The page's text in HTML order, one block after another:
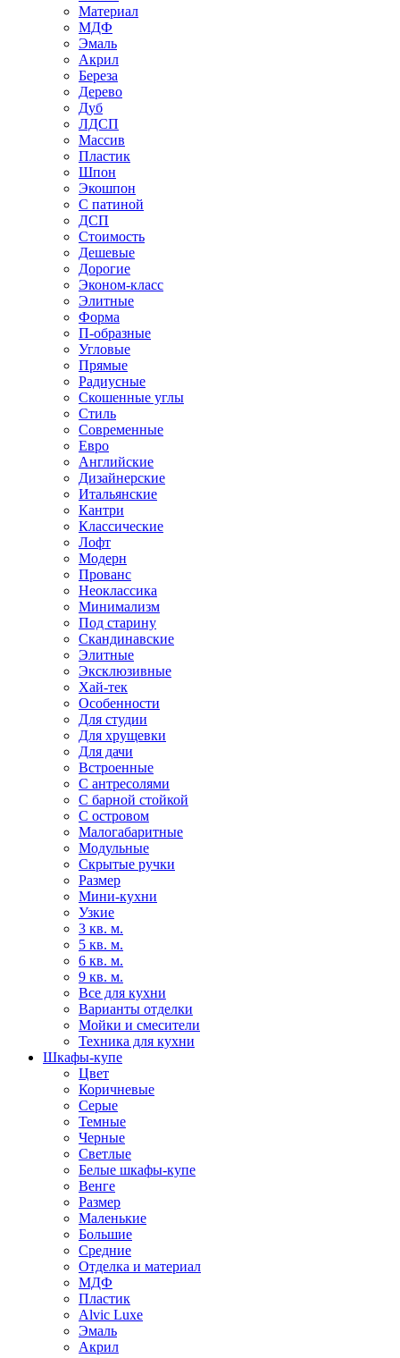
Материал
МДФ
Эмаль
Акрил
Береза
Дерево
Дуб
ЛДСП
Массив
Пластик
Шпон
Экошпон
С патиной
ДСП
Стоимость
Дешевые
Дорогие
Эконом-класс
Элитные
Форма
П-образные
Угловые
Прямые
Радиусные
Скошенные углы
Стиль
Современные
Евро
Английские
Дизайнерские
Итальянские
Кантри
Классические
Лофт
Модерн
Прованс
Неоклассика
Минимализм
Под старину
Скандинавские
Элитные
Эксклюзивные
Хай-тек
Особенности
Для студии
Для хрущевки
Для дачи
Встроенные
С антресолями
С барной стойкой
С островом
Малогабаритные
Модульные
Скрытые ручки
Размер
Мини-кухни
Узкие
3 кв. м.
5 кв. м.
6 кв. м.
9 кв. м.
Все для кухни
Варианты отделки
Мойки и смесители
Техника для кухни
Шкафы-купе
Цвет
Коричневые
Серые
Темные
Черные
Светлые
Белые шкафы-купе
Венге
Размер
Маленькие
Большие
Средние
Отделка и материал
МДФ
Пластик
Alvic Luxe
Эмаль
Акрил